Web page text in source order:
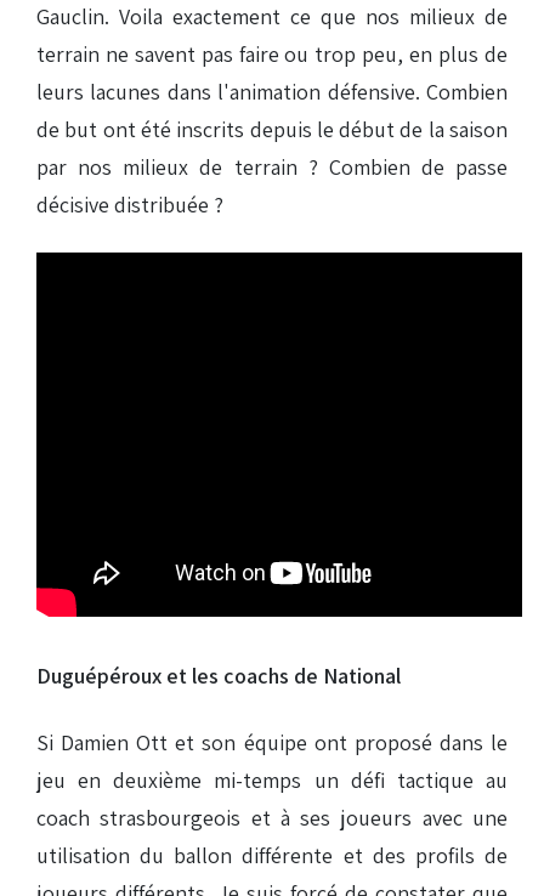
Gauclin. Voila exactement ce que nos milieux de
terrain ne savent pas faire ou trop peu, en plus de
leurs lacunes dans l'animation défensive. Combien
de but ont été inscrits depuis le début de la saison
par nos milieux de terrain ? Combien de passe
décisive distribuée ?
Duguépéroux et les coachs de National
Si Damien Ott et son équipe ont proposé dans le
jeu en deuxième mi-temps un défi tactique au
coach strasbourgeois et à ses joueurs avec une
utilisation du ballon différente et des profils de